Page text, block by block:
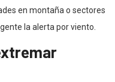
en montaña o sectores
la alerta por viento.